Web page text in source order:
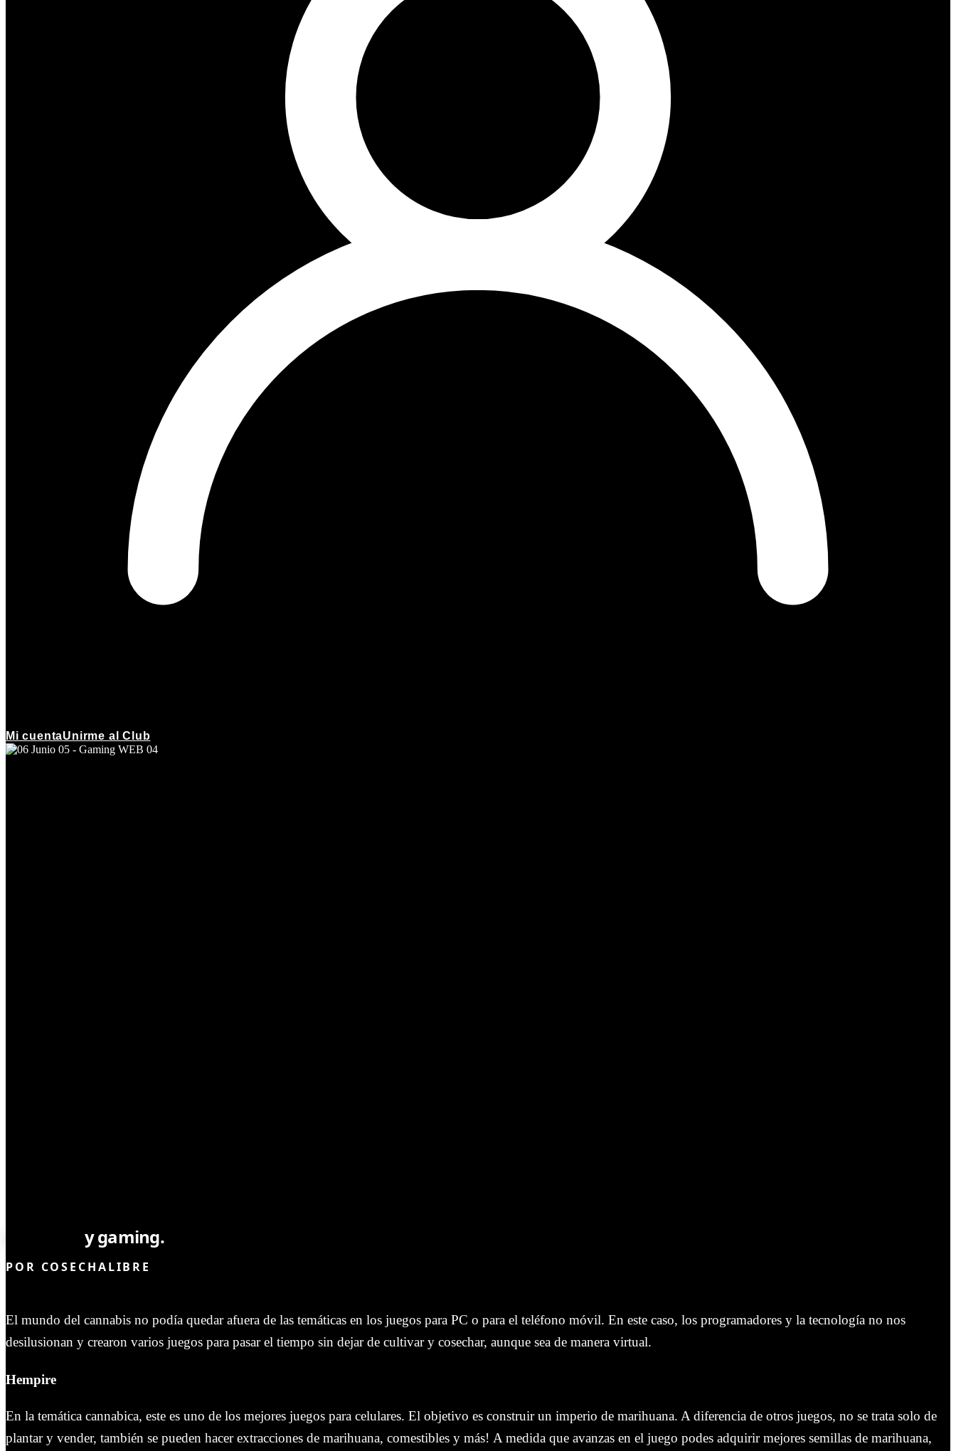
Mi cuentaUnirme al Club
y gaming.
POR COSECHALIBRE
El mundo del cannabis no podía quedar afuera de las temáticas en los juegos para PC o para el teléfono móvil. En este caso, los programadores y la tecnología no nos
desilusionan y crearon varios juegos para pasar el tiempo sin dejar de cultivar y cosechar, aunque sea de manera virtual.
Hempire
En la temática cannabica, este es uno de los mejores juegos para celulares. El objetivo es construir un imperio de marihuana. A diferencia de otros juegos, no se trata solo de
plantar y vender, también se pueden hacer extracciones de marihuana, comestibles y más! A medida que avanzas en el juego podes adquirir mejores semillas de marihuana,